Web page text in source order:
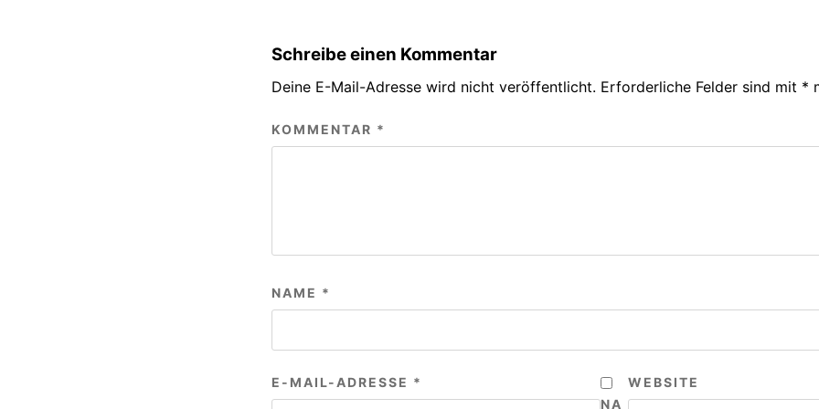
Schreibe einen Kommentar
Deine E-Mail-Adresse wird nicht veröffentlicht. Erforderliche Felder sind mit *
KOMMENTAR *
NAME *
E-MAIL-ADRESSE *
WEBSITE
NA